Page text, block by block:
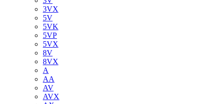
3VX
5V
5VK
5VP
5VX
8V
8VX
A
AA
AV
AVX